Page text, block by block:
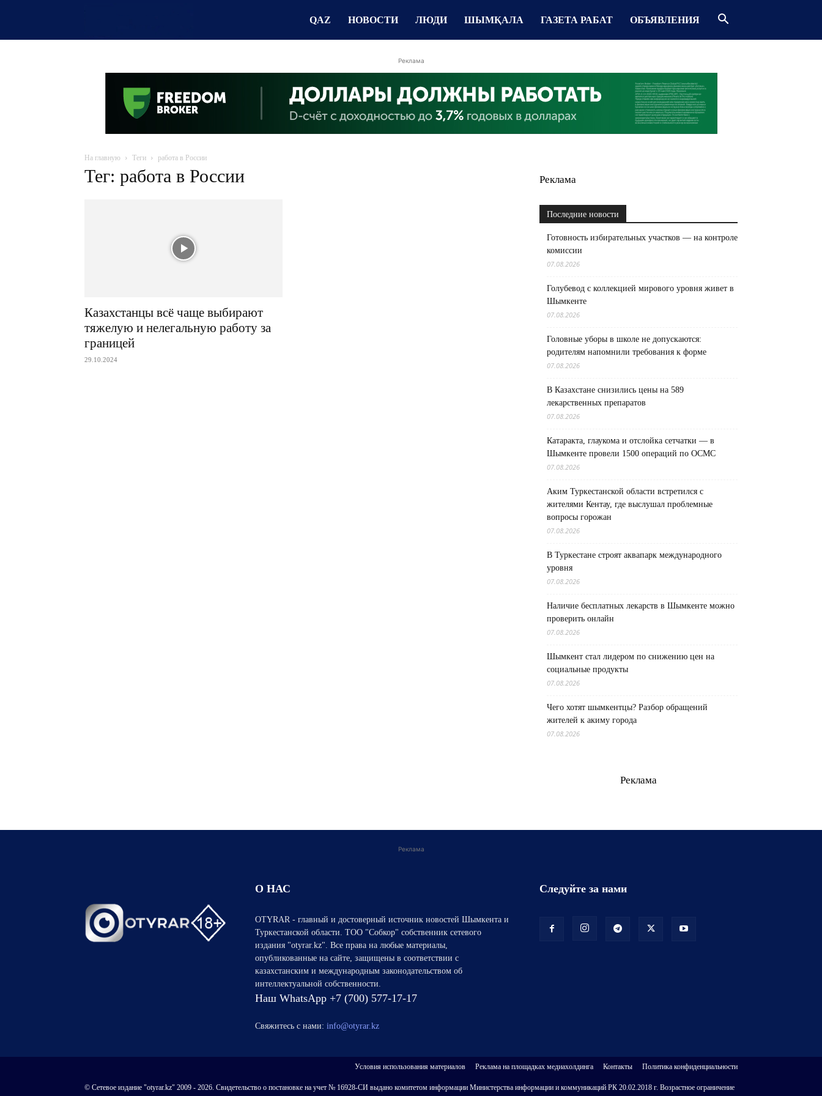
QAZ НОВОСТИ ЛЮДИ ШЫМҚАЛА ГАЗЕТА РАБАТ ОБЪЯВЛЕНИЯ
Реклама
На главную Теги работа в России
Тег: работа в России
Казахстанцы всё чаще выбирают
тяжелую и нелегальную работу за
границей
29.10.2024
Реклама
Последние новости
Готовность избирательных участков — на контроле
комиссии
07.08.2026
Голубевод с коллекцией мирового уровня живет в
Шымкенте
07.08.2026
Головные уборы в школе не допускаются:
родителям напомнили требования к форме
07.08.2026
В Казахстане снизились цены на 589
лекарственных препаратов
07.08.2026
Катаракта, глаукома и отслойка сетчатки — в
Шымкенте провели 1500 операций по ОСМС
07.08.2026
Аким Туркестанской области встретился с
жителями Кентау, где выслушал проблемные
вопросы горожан
07.08.2026
В Туркестане строят аквапарк международного
уровня
07.08.2026
Наличие бесплатных лекарств в Шымкенте можно
проверить онлайн
07.08.2026
Шымкент стал лидером по снижению цен на
социальные продукты
07.08.2026
Чего хотят шымкентцы? Разбор обращений
жителей к акиму города
07.08.2026
Реклама
Реклама
О НАС
OTYRAR - главный и достоверный источник новостей Шымкента и
Туркестанской области. ТОО "Собкор" собственник сетевого
издания "otyrar.kz". Все права на любые материалы,
опубликованные на сайте, защищены в соответствии с
казахстанским и международным законодательством об
интеллектуальной собственности.
Наш WhatsApp +7 (700) 577-17-17
Свяжитесь с нами: info@otyrar.kz
Следуйте за нами
Условия использования материалов Реклама на площадках медиахолдинга Контакты Политика конфиденциальности
© Сетевое издание "otyrar.kz" 2009 - 2026. Свидетельство о постановке на учет № 16928-СИ выдано комитетом информации Министерства информации и коммуникаций РК 20.02.2018 г. Возрастное ограничение